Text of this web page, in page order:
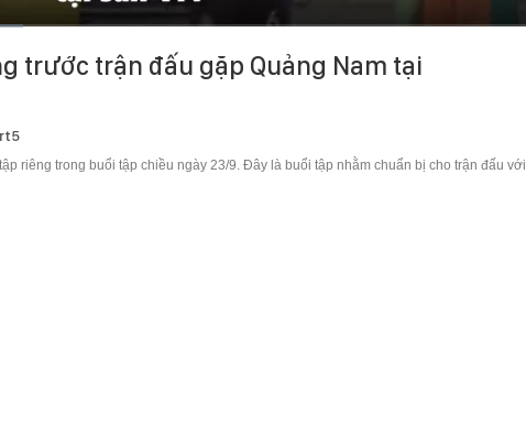
trước trận đấu gặp Quảng Nam tại
riêng trong buổi tập chiều ngày 23/9. Đây là buổi tập nhằm chuẩn bị cho trận đấu với